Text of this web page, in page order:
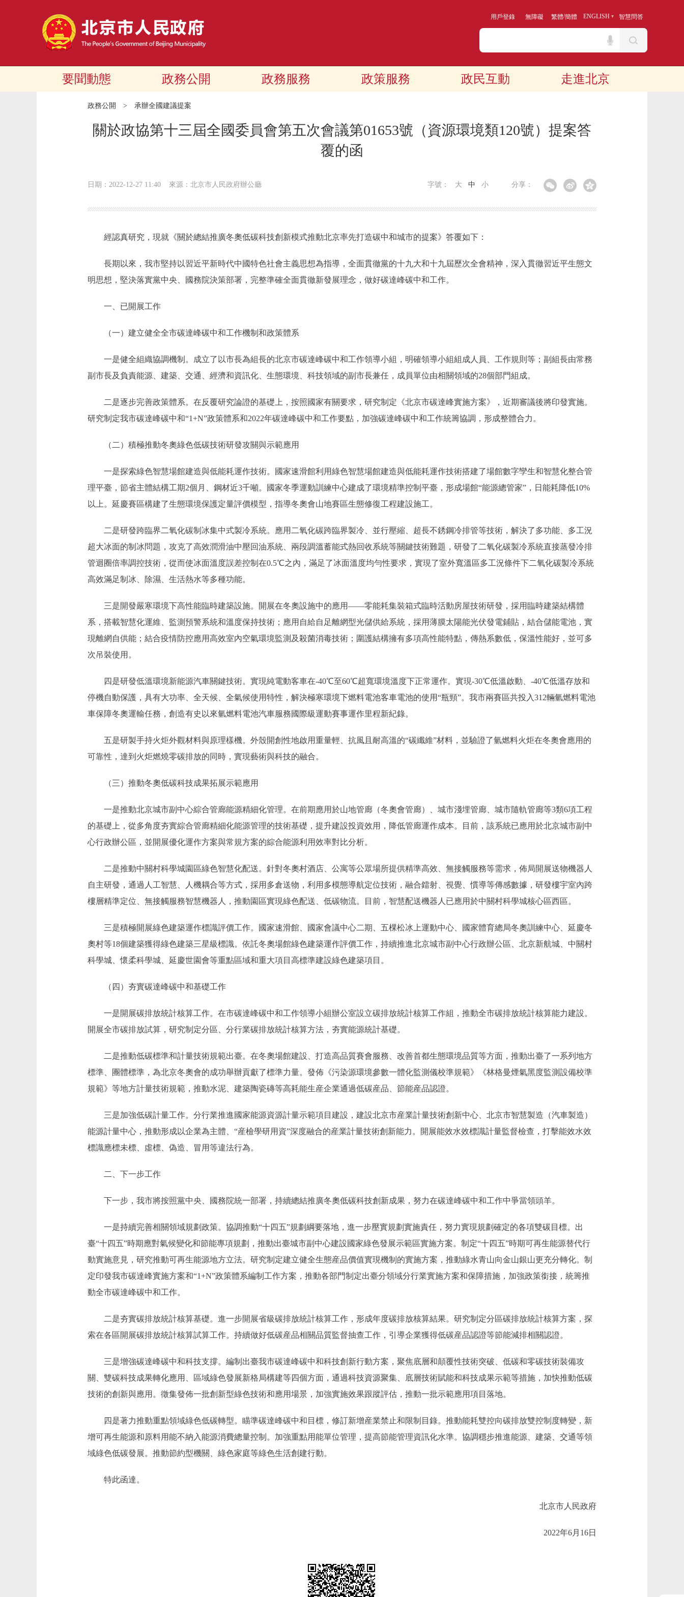
用戶登錄 無障礙 繁體/簡體 ENGLISH 智慧問答
要聞動態 政務公開 政務服務 政策服務 政民互動 走進北京
政務公開 > 承辦全國建議提案
關於政協第十三屆全國委員會第五次會議第01653號（資源環境類120號）提案答
覆的函
日期：2022-12-27 11:40 來源：​北京市人民政府辦公廳 分享：
字號： 大 中 小
經認真研究，現就《關於總結推廣冬奧低碳科技創新模式推動北京率先打造碳中和城市的提案》答覆如下：
長期以來，我市堅持以習近平新時代中國特色社會主義思想為指導，全面貫徹黨的十九大和十九屆歷次全會精神，深入貫徹習近平生態文
明思想，堅決落實黨中央、國務院決策部署，完整準確全面貫徹新發展理念，做好碳達峰碳中和工作。
一、已開展工作
（一）建立健全全市碳達峰碳中和工作機制和政策體系
一是健全組織協調機制。成立了以市長為組長的北京市碳達峰碳中和工作領導小組，明確領導小組組成人員、工作規則等；副組長由常務
副市長及負責能源、建築、交通、經濟和資訊化、生態環境、科技領域的副市長兼任，成員單位由相關領域的28個部門組成。
二是逐步完善政策體系。在反覆研究論證的基礎上，按照國家有關要求，研究制定《北京市碳達峰實施方案》，近期審議後將印發實施。
研究制定我市碳達峰碳中和“1+N”政策體系和2022年碳達峰碳中和工作要點，加強碳達峰碳中和工作統籌協調，形成整體合力。
（二）積極推動冬奧綠色低碳技術研發攻關與示範應用
一是探索綠色智慧場館建造與低能耗運作技術。國家速滑館利用綠色智慧場館建造與低能耗運作技術搭建了場館數字孿生和智慧化整合管
理平臺，節省主體結構工期2個月、鋼材近3千噸。國家冬季運動訓練中心建成了環境精準控制平臺，形成場館“能源總管家”，日能耗降低10%
以上。延慶賽區構建了生態環境保護定量評價模型，指導冬奧會山地賽區生態修復工程建設施工。
二是研發跨臨界二氧化碳制冰集中式製冷系統。應用二氧化碳跨臨界製冷、並行壓縮、超長不銹鋼冷排管等技術，解決了多功能、多工況
超大冰面的制冰問題，攻克了高效潤滑油中壓回油系統、兩段調溫蓄能式熱回收系統等關鍵技術難題，研發了二氧化碳製冷系統直接蒸發冷排
管迴圈倍率調控技術，從而使冰面溫度誤差控制在0.5℃之內，滿足了冰面溫度均勻性要求，實現了室外寬溫區多工況條件下二氧化碳製冷系統
高效滿足制冰、除濕、生活熱水等多種功能。
三是開發嚴寒環境下高性能臨時建築設施。開展在冬奧設施中的應用——零能耗集裝箱式臨時活動房屋技術研發，採用臨時建築結構體
系，搭載智慧化運維、監測預警系統和溫度保持技術；應用自給自足離網型光儲供給系統，採用薄膜太陽能光伏發電鋪貼，結合儲能電池，實
現離網自供能；結合疫情防控應用高效室內空氣環境監測及殺菌消毒技術；圍護結構擁有多項高性能特點，傳熱系數低，保溫性能好，並可多
次吊裝使用。
四是研發低溫環境新能源汽車關鍵技術。實現純電動客車在-40℃至60℃超寬環境溫度下正常運作。實現-30℃低溫啟動、-40℃低溫存放和
停機自動保護，具有大功率、全天候、全氣候使用特性，解決極寒環境下燃料電池客車電池的使用“瓶頸”。我市兩賽區共投入312輛氫燃料電池
車保障冬奧運輸任務，創造有史以來氫燃料電池汽車服務國際級運動賽事運作里程新紀錄。
五是研製手持火炬外觀材料與原理樣機。外殼開創性地啟用重量輕、抗風且耐高溫的“碳纖維”材料，並驗證了氫燃料火炬在冬奧會應用的
可靠性，達到火炬燃燒零碳排放的同時，實現藝術與科技的融合。
（三）推動冬奧低碳科技成果拓展示範應用
一是推動北京城市副中心綜合管廊能源精細化管理。在前期應用於山地管廊（冬奧會管廊）、城市淺埋管廊、城市隨軌管廊等3類6項工程
的基礎上，從多角度夯實綜合管廊精細化能源管理的技術基礎，提升建設投資效用，降低管廊運作成本。目前，該系統已應用於北京城市副中
心行政辦公區，並開展優化運作方案與常規方案的綜合能源利用效率對比分析。
二是推動中關村科學城園區綠色智慧化配送。針對冬奧村酒店、公寓等公眾場所提供精準高效、無接觸服務等需求，佈局開展送物機器人
自主研發，通過人工智慧、人機耦合等方式，採用多倉送物，利用多模態導航定位技術，融合鐳射、視覺、慣導等傳感數據，研發樓宇室內跨
樓層精準定位、無接觸服務智慧機器人，推動園區實現綠色配送、低碳物流。目前，智慧配送機器人已應用於中關村科學城核心區西區。
三是積極開展綠色建築運作標識評價工作。國家速滑館、國家會議中心二期、五棵松冰上運動中心、國家體育總局冬奧訓練中心、延慶冬
奧村等18個建築獲得綠色建築三星級標識。依託冬奧場館綠色建築運作評價工作，持續推進北京城市副中心行政辦公區、北京新航城、中關村
科學城、懷柔科學城、延慶世園會等重點區域和重大項目高標準建設綠色建築項目。
（四）夯實碳達峰碳中和基礎工作
一是開展碳排放統計核算工作。在市碳達峰碳中和工作領導小組辦公室設立碳排放統計核算工作組，推動全市碳排放統計核算能力建設。
開展全市碳排放試算，研究制定分區、分行業碳排放統計核算方法，夯實能源統計基礎。
二是推動低碳標準和計量技術規範出臺。在冬奧場館建設、打造高品質賽會服務、改善首都生態環境品質等方面，推動出臺了一系列地方
標準、團體標準，為北京冬奧會的成功舉辦貢獻了標準力量。發佈《污染源環境參數一體化監測儀校準規範》《林格曼煙氣黑度監測設備校準
規範》等地方計量技術規範，推動水泥、建築陶瓷磚等高耗能生産企業通過低碳産品、節能産品認證。
三是加強低碳計量工作。分行業推進國家能源資源計量示範項目建設，建設北京市産業計量技術創新中心、北京市智慧製造（汽車製造）
能源計量中心，推動形成以企業為主體、“産檢學研用資”深度融合的産業計量技術創新能力。開展能效水效標識計量監督檢查，打擊能效水效
標識應標未標、虛標、偽造、冒用等違法行為。
二、下一步工作
下一步，我市將按照黨中央、國務院統一部署，持續總結推廣冬奧低碳科技創新成果，努力在碳達峰碳中和工作中爭當領頭羊。
一是持續完善相關領域規劃政策。協調推動“十四五”規劃綱要落地，進一步壓實規劃實施責任，努力實現規劃確定的各項雙碳目標。出
臺“十四五”時期應對氣候變化和節能專項規劃，推動出臺城市副中心建設國家綠色發展示範區實施方案。制定“十四五”時期可再生能源替代行
動實施意見，研究推動可再生能源地方立法。研究制定建立健全生態産品價值實現機制的實施方案，推動綠水青山向金山銀山更充分轉化。制
定印發我市碳達峰實施方案和“1+N”政策體系編制工作方案，推動各部門制定出臺分領域分行業實施方案和保障措施，加強政策銜接，統籌推
動全市碳達峰碳中和工作。
二是夯實碳排放統計核算基礎。進一步開展省級碳排放統計核算工作，形成年度碳排放核算結果。研究制定分區碳排放統計核算方案，探
索在各區開展碳排放統計核算試算工作。持續做好低碳産品相關品質監督抽查工作，引導企業獲得低碳産品認證等節能減排相關認證。
三是增強碳達峰碳中和科技支撐。編制出臺我市碳達峰碳中和科技創新行動方案，聚焦底層和顛覆性技術突破、低碳和零碳技術裝備攻
關、雙碳科技成果轉化應用、區域綠色發展新格局構建等四個方面，通過科技資源聚集、底層技術賦能和科技成果示範等措施，加快推動低碳
技術的創新與應用。徵集發佈一批創新型綠色技術和應用場景，加強實施效果跟蹤評估，推動一批示範應用項目落地。
四是著力推動重點領域綠色低碳轉型。瞄準碳達峰碳中和目標，修訂新增産業禁止和限制目錄。推動能耗雙控向碳排放雙控制度轉變，新
增可再生能源和原料用能不納入能源消費總量控制。加強重點用能單位管理，提高節能管理資訊化水準。協調穩步推進能源、建築、交通等領
域綠色低碳發展。推動節約型機關、綠色家庭等綠色生活創建行動。
特此函達。
北京市人民政府
2022年6月16日